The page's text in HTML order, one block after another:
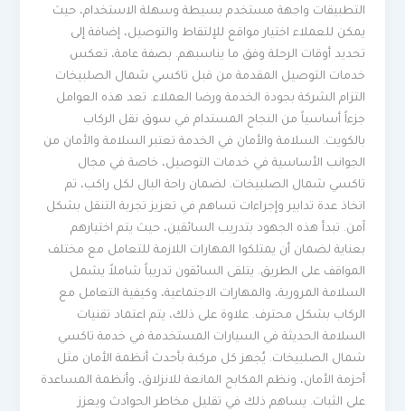
التطبيقات واجهة مستخدم بسيطة وسهلة الاستخدام، حيث
يمكن للعملاء اختيار مواقع للإلتقاط والتوصيل، إضافة إلى
تحديد أوقات الرحلة وفق ما يناسبهم. بصفة عامة، تعكس
خدمات التوصيل المقدمة من قبل تاكسي شمال الصلبيخات
التزام الشركة بجودة الخدمة ورضا العملاء. تعد هذه العوامل
جزءاً أساسياً من النجاح المستدام في سوق نقل الركاب
بالكويت. السلامة والأمان في الخدمة تعتبر السلامة والأمان من
الجوانب الأساسية في خدمات التوصيل، خاصة في مجال
تاكسي شمال الصلبيخات. لضمان راحة البال لكل راكب، تم
اتخاذ عدة تدابير وإجراءات تساهم في تعزيز تجربة التنقل بشكل
آمن. تبدأ هذه الجهود بتدريب السائقين، حيث يتم اختيارهم
بعناية لضمان أن يمتلكوا المهارات اللازمة للتعامل مع مختلف
المواقف على الطريق. يتلقى السائقون تدريباً شاملاً يشمل
السلامة المرورية، والمهارات الاجتماعية، وكيفية التعامل مع
الركاب بشكل محترف. علاوة على ذلك، يتم اعتماد تقنيات
السلامة الحديثة في السيارات المستخدمة في خدمة تاكسي
شمال الصلبيخات. يُجهز كل مركبة بأحدث أنظمة الأمان مثل
أحزمة الأمان، ونظم المكابح المانعة للانزلاق، وأنظمة المساعدة
على الثبات. يساهم ذلك في تقليل مخاطر الحوادث ويعزز